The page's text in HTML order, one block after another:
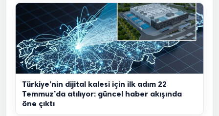
Türkiye’nin dijital kalesi için ilk adım 22
Temmuz’da atılıyor: güncel haber akışında
öne çıktı